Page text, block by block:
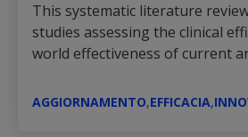
This systematic literature
studies assessing the clinical
world effectiveness of current
AGGIORNAMENTO,EFFICACIA,